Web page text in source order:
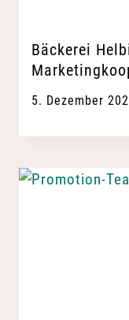
Bäckerei
5. Dezember